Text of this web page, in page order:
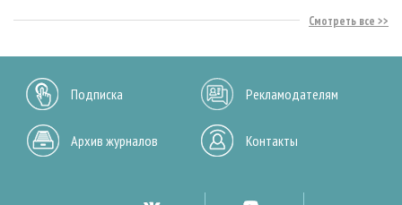
Смотреть все
Подписка Рекламодателям
Архив журналов Контакты